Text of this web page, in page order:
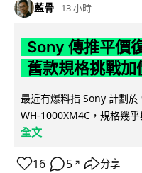
藍骨 13 小時
Sony 傳推平價
舊款規格挑戰加
最近有爆料指 Sony 計劃
WH-1000XM4C，規格幾
全文
16 5 ↗ 分享